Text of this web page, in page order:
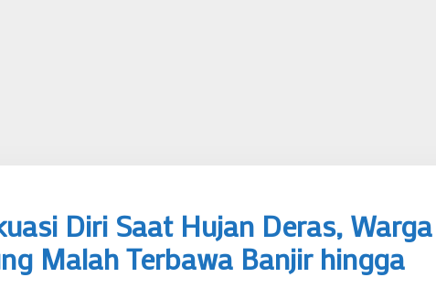
Diri Saat Hujan Deras, Warga
Malah Terbawa Banjir hingga